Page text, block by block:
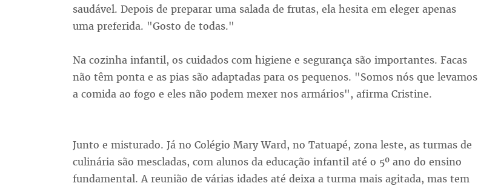
saudável. Depois de preparar uma salada de frutas, ela hesita em eleger apenas
uma preferida. "Gosto de todas."
Na cozinha infantil, os cuidados com higiene e segurança são importantes. Facas
não têm ponta e as pias são adaptadas para os pequenos. "Somos nós que levamos
a comida ao fogo e eles não podem mexer nos armários", afirma Cristine.
Junto e misturado. Já no Colégio Mary Ward, no Tatuapé, zona leste, as turmas de
culinária são mescladas, com alunos da educação infantil até o 5º ano do ensino
fundamental. A reunião de várias idades até deixa a turma mais agitada, mas tem